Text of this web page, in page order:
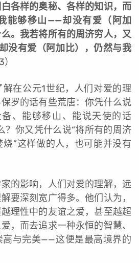
各样的奥秘、各样的知识，而
能够移山——却没有爱（阿加
。我若将所有的周济穷人，又
没有爱（阿加比），仍然与我
在公元1世纪，人们对爱的理
罗的话有些荒唐：你凭什么说
、能够移山、能说天使的话
？你又凭什么说“将所有的周济
”这样做的人，也可能并没有
的影响，人们对爱的理解，远
要深刻宽广得多。他们认为，
理性中的友谊之爱，甚至越超
，而去追求一种永恒的智慧、
高与完美——这便是最高境界的